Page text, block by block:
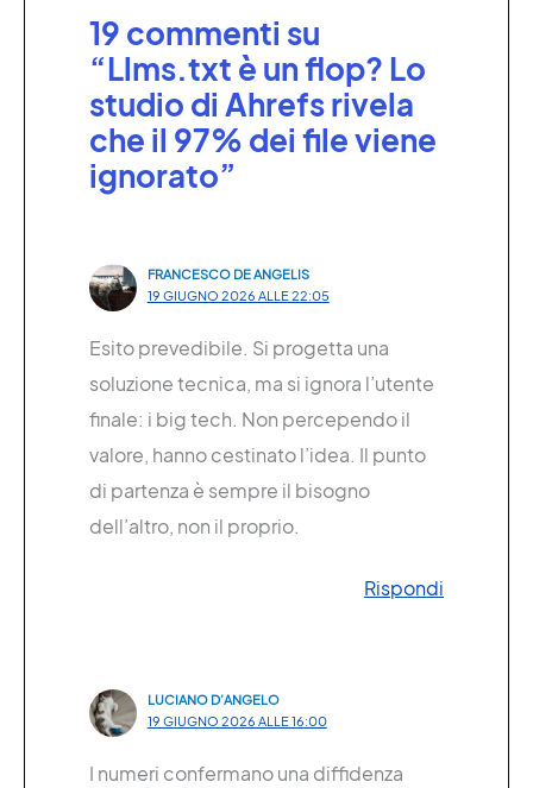
19 commenti su
“Llms.txt è un flop? Lo
studio di Ahrefs rivela
che il 97% dei file viene
ignorato”
FRANCESCO DE ANGELIS
19 GIUGNO 2026 ALLE 22:05
Esito prevedibile. Si progetta una
soluzione tecnica, ma si ignora l’utente
finale: i big tech. Non percependo il
valore, hanno cestinato l’idea. Il punto
di partenza è sempre il bisogno
dell’altro, non il proprio.
Rispondi
LUCIANO D’ANGELO
19 GIUGNO 2026 ALLE 16:00
I numeri confermano una diffidenza